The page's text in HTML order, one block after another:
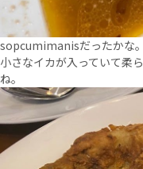
sopcumimanisだったかな
小さなイカが入っていて柔
ね。